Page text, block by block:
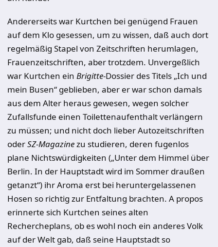
Andererseits war Kurtchen bei genügend Frauen
auf dem Klo gesessen, um zu wissen, daß auch dort
re­gelmäßig Stapel von Zeitschriften herumlagen,
Frauenzeitschriften, aber trotzdem. Unvergeßlich
war Kurtchen ein Brigitte-Dossier des Titels „Ich und
mein Busen“ geblieben, aber er war schon damals
aus dem Al­ter heraus gewesen, wegen solcher
Zufallsfunde einen Toilettenaufenthalt verlängern
zu müssen; und nicht doch lieber Autozeitschriften
oderSZ-Magazinezu studieren, deren fugenlos
plane Nichts­würdigkeiten („Unter dem Himmel über
Ber­lin. In der Hauptstadt wird im Sommer draußen
getanzt“) ihr Aroma erst bei heruntergelassenen
Hosen so richtig zur Entfaltung brachten. A propos
er­innerte sich Kurtchen seines alten
Rechercheplans, ob es wohl noch ein anderes Volk
auf der Welt gab, daß seine Hauptstadt so